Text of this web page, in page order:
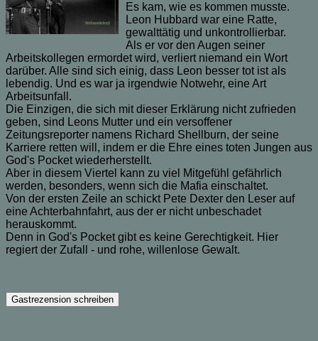
Es kam, wie es kommen musste.
Leon Hubbard war eine Ratte,
gewalttätig und unkontrollierbar.
Als er vor den Augen seiner
Arbeitskollegen ermordet wird, verliert niemand ein Wort
darüber. Alle sind sich einig, dass Leon besser tot ist als
lebendig. Und es war ja irgendwie Notwehr, eine Art
Arbeitsunfall.
Die Einzigen, die sich mit dieser Erklärung nicht zufrieden
geben, sind Leons Mutter und ein versoffener
Zeitungsreporter namens Richard Shellburn, der seine
Karriere retten will, indem er die Ehre eines toten Jungen aus
God's Pocket wiederherstellt.
Aber in diesem Viertel kann zu viel Mitgefühl gefährlich
werden, besonders, wenn sich die Mafia einschaltet.
Von der ersten Zeile an schickt Pete Dexter den Leser auf
eine Achterbahnfahrt, aus der er nicht unbeschadet
herauskommt.
Denn in God's Pocket gibt es keine Gerechtigkeit. Hier
regiert der Zufall - und rohe, willenlose Gewalt.